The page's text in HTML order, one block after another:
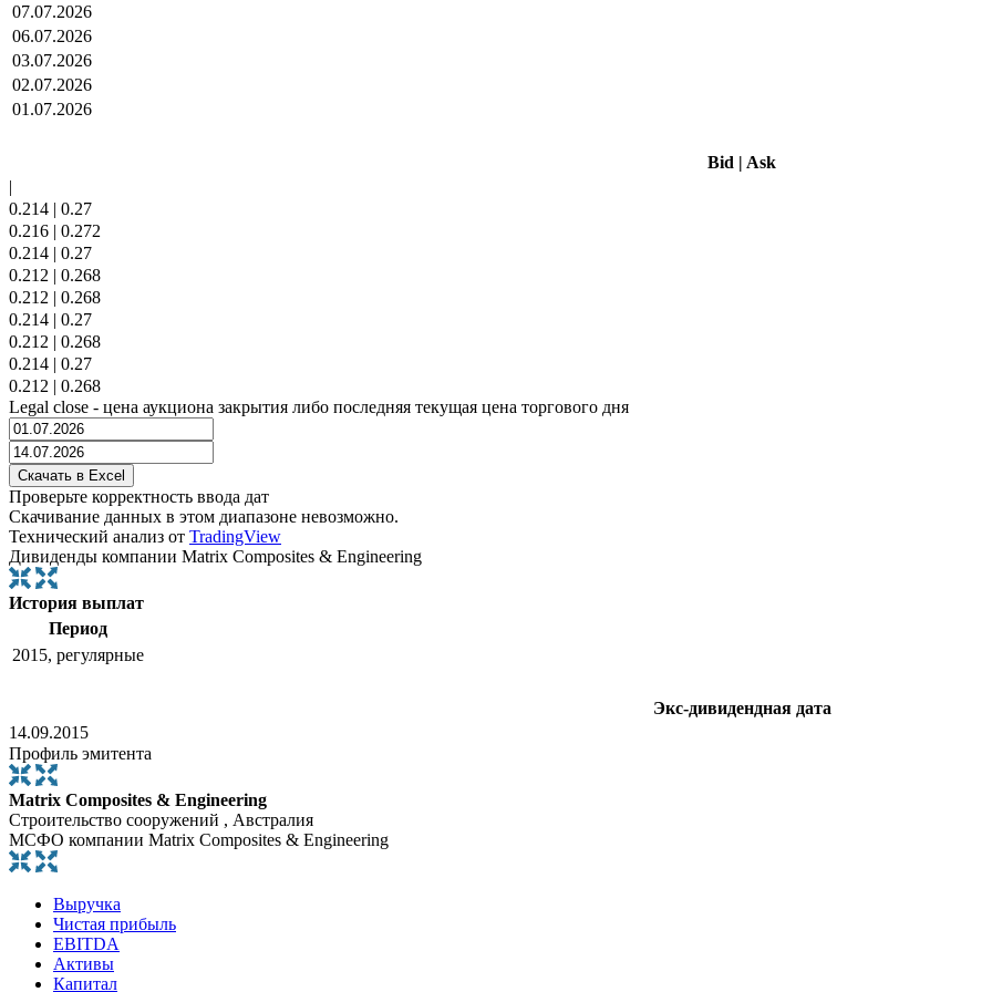
07.07.2026
06.07.2026
03.07.2026
02.07.2026
01.07.2026
Bid | Ask
|
0.214 | 0.27
0.216 | 0.272
0.214 | 0.27
0.212 | 0.268
0.212 | 0.268
0.214 | 0.27
0.212 | 0.268
0.214 | 0.27
0.212 | 0.268
Legal close - цена аукциона закрытия либо последняя текущая цена торгового дня
Проверьте корректность ввода дат
Скачивание данных в этом диапазоне невозможно.
Технический анализ от TradingView
Дивиденды компании Matrix Composites & Engineering
История выплат
Период
2015, регулярные
Экс-дивидендная дата
14.09.2015
Профиль эмитента
Matrix Composites & Engineering
Строительство сооружений , Австралия
МСФО компании Matrix Composites & Engineering
Выручка
Чистая прибыль
EBITDA
Активы
Капитал